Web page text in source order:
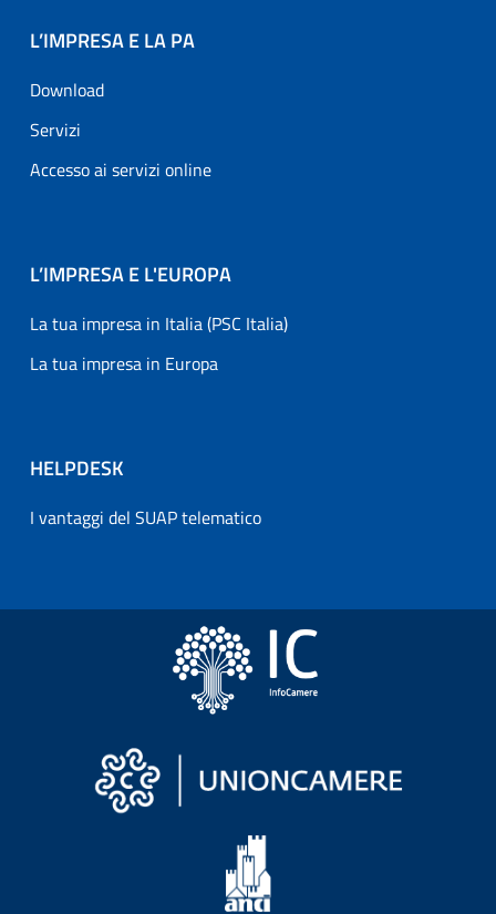
L’IMPRESA E LA PA
Download
Servizi
Accesso ai servizi online
L’IMPRESA E L'EUROPA
La tua impresa in Italia (PSC Italia)
La tua impresa in Europa
HELPDESK
I vantaggi del SUAP telematico